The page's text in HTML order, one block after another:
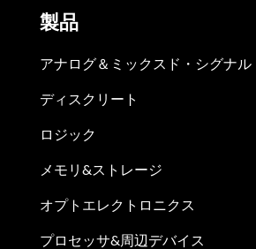
製品
アナログ＆ミックスド・シグナル
ディスクリート
ロジック
メモリ&ストレージ
オプトエレクトロニクス
プロセッサ&周辺デバイス